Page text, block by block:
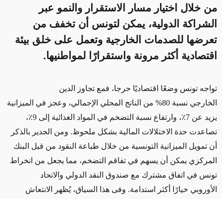
من خلال اختيار مسار الاستقرار والنمو عبر
الشراكة الدولية، يمكن لتونس أن تخفف من
تعرضها للصدمات الخارجية وتعمل على خلق بيئة
اقتصادية أكثر مرونة واستقرارًا لمواطنيها.
تواجه تونس وضعًا اقتصاديًا حرجا، فمع تجاوز الدين
الخارجي نسبة 80% من الناتج المحلي الإجمالي، وعجز في الميزانية
يزيد عن 7٪، وارتفاع نسبة التضخم في المواد الغذائية إلى 9٪،
تصاعدت حدة الاختلالات المالية بشكل ملحوظ. ومن الجدير بالذكر
أن تمويل الميزانية التونسية من خلال طباعة النقود من قبل البنك
المركزي يمكن أن يسهم في تفاقم التضخم، مما يجعل من انخراط
تونس في اتفاق مشترك مع صندوق النقد الدولي والاتحاد
الأوروبي خيارًا أكثر استدامة. وفى هذا السياق، يُظهر الانتعاش